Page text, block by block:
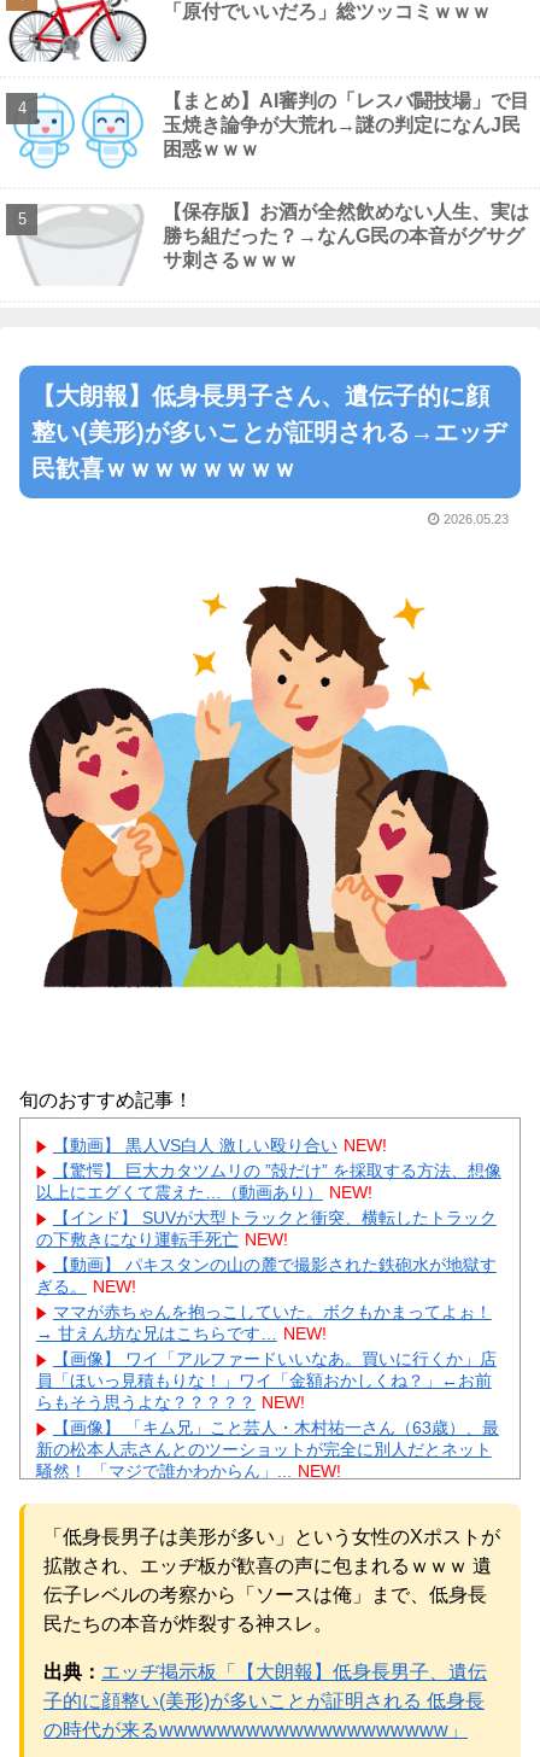
「原付でいいだろ」総ツッコミｗｗｗ
【まとめ】AI審判の「レスバ闘技場」で目
玉焼き論争が大荒れ→謎の判定になんJ民
困惑ｗｗｗ
【保存版】お酒が全然飲めない人生、実は
勝ち組だった？→なんG民の本音がグサグ
サ刺さるｗｗｗ
【大朗報】低身長男子さん、遺伝子的に顔
整い(美形)が多いことが証明される→エッヂ
民歓喜ｗｗｗｗｗｗｗｗ
2026.05.23
旬のおすすめ記事！
【動画】 黒人VS白人 激しい殴り合い NEW!
【驚愕】 巨大カタツムリの ”殻だけ” を採取する方法、想像
以上にエグくて震えた…（動画あり）
NEW!
【インド】 SUVが大型トラックと衝突、横転したトラック
の下敷きになり運転手死亡 NEW!
【動画】 パキスタンの山の麓で撮影された鉄砲水が地獄す
ぎる。
NEW!
ママが赤ちゃんを抱っこしていた。ボクもかまってよぉ！
→ 甘えん坊な兄はこちらです…
NEW!
【画像】 ワイ「アルファードいいなあ。買いに行くか」店
員「ほいっ見積もりな！」ワイ「金額おかしくね？」←お前
らもそう思うよな？？？？？ NEW!
【画像】 「キム兄」こと芸人・木村祐一さん（63歳）、最
新の松本人志さんとのツーショットが完全に別人だとネット
騒然！ 「マジで誰かわからん」...
NEW!
【悲報】 楽天、ガチで逝くｗｗｗｗｗｗｗｗｗｗｗｗｗｗ
ｗｗｗｗｗｗ
NEW!
【画像】 芦田愛菜ちゃん「うわー、すごい！なんか出てる
♥」 NEW!
【物議】板倉滉”年収7億円”報道にガル民騒然→トピ乱立に
「もういい」の声もｗｗｗ
NEW!
【完全まとめ】がん保険・医療保険は必要？｜ガル民の本
音とリアル体験談を徹底整理 NEW!
元AKB社長、22億円申告漏れ 乃木坂46運営会社の株式を
「低身長男子は美形が多い」という女性のXポストが
拡散され、エッヂ板が歓喜の声に包まれるｗｗｗ 遺
伝子レベルの考察から「ソースは俺」まで、低身長
民たちの本音が炸裂する神スレ。
出典： エッヂ掲示板「【大朗報】低身長男子、遺伝
子的に顔整い(美形)が多いことが証明される 低身長
の時代が来るwwwwwwwwwwwwwwwwwwww」